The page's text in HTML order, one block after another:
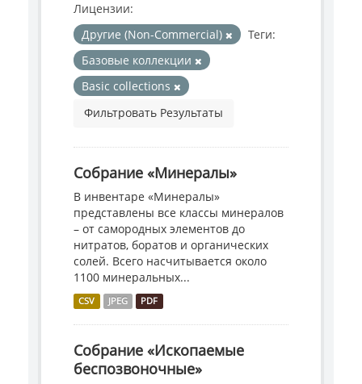
Лицензии:
Другие (Non-Commercial)
Теги:
Базовые коллекции
Basic collections
Фильтровать Результаты
Собрание «Минералы»
В инвентаре «Минералы»
представлены все классы минералов
– от самородных элементов до
нитратов, боратов и органических
солей. Всего насчитывается около
1100 минеральных...
CSV JPEG PDF
Собрание «Ископаемые
беспозвоночные»